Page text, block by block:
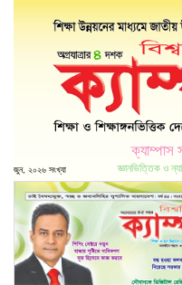
ক্যাম্পাস
জ্ঞানভিত্তিক ও
জুন, ২০২৬ সংখ্যা